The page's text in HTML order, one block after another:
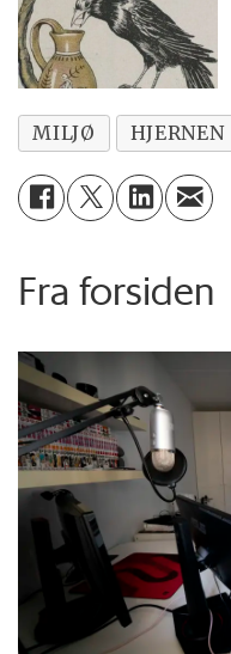
MILJØ HJERNEN
Fra forsiden